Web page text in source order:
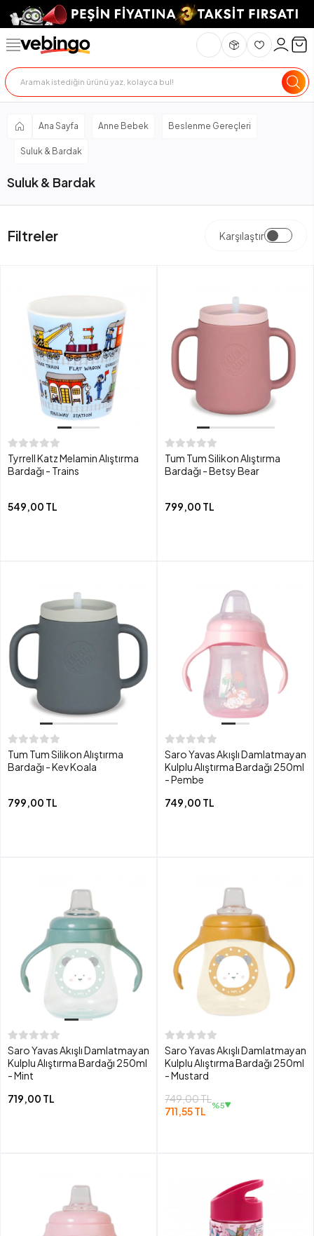
Ana Sayfa Anne Bebek Beslenme Gereçleri
Suluk & Bardak
Suluk & Bardak
Filtreler Karşılaştır
Tyrrell Katz Melamin Alıştırma
Bardağı - Trains
549,00 TL
Tum Tum Silikon Alıştırma
Bardağı - Betsy Bear
799,00 TL
Tum Tum Silikon Alıştırma
Bardağı - Kev Koala
799,00 TL
Saro Yavas Akışlı Damlatmayan
Kulplu Alıştırma Bardağı 250ml
- Pembe
749,00 TL
Saro Yavas Akışlı Damlatmayan
Kulplu Alıştırma Bardağı 250ml
- Mint
719,00 TL
Saro Yavas Akışlı Damlatmayan
Kulplu Alıştırma Bardağı 250ml
- Mustard
749,00 TL
711,55 TL
%5